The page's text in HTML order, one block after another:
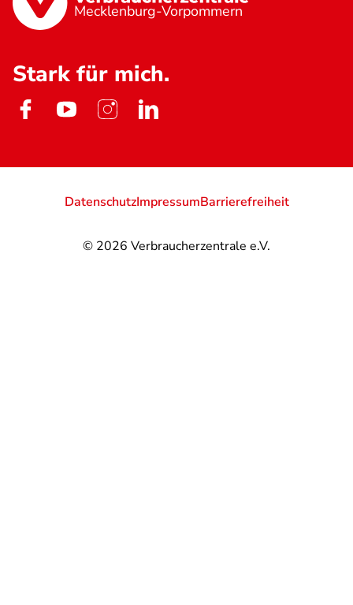
Mecklenburg-Vorpommern
Stark für mich.
© 2026 Verbraucherzentrale e.V.
DatenschutzImpressumBarrierefreiheit